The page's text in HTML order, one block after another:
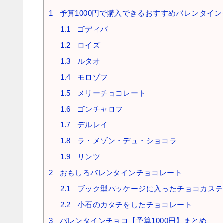
1 予算1000円で購入できるおすすめバレンタイ
1.1
ゴディバ
1.2 ロイズ
1.3 ルタオ
1.4 モロゾフ
1.5 メリーチョコレート
1.6 ゴンチャロフ
1.7 デルレイ
1.8 ラ・メゾン・デュ・ショコラ
1.9 リンツ
2 おもしろバレンタインチョコレート
2.1
ブック型パッケージに入ったチョコカス
2.2 小石のカタチをしたチョコレート
3 バレンタインチョコ【予算1000円】まとめ